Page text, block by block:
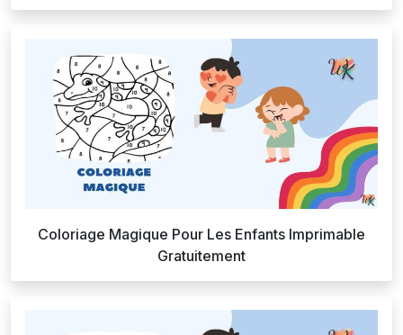
Coloriage Magique Pour Les Enfants Imprimable
Gratuitement